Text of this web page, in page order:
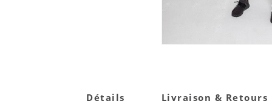
Détails Livraison & Retours